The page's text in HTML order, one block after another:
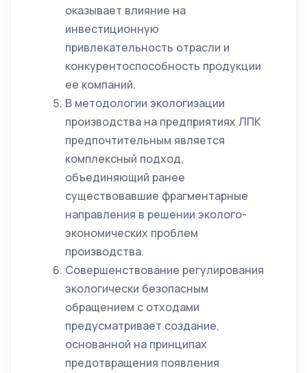
оказывает влияние на
инвестиционную
привлекательность отрасли и
конкурентоспособность продукции
ее компаний.
В методологии экологизации
производства на предприятиях ЛПК
предпочтительным является
комплексный подход,
объединяющий ранее
существовавшие фрагментарные
направления в решении эколого-
экономических проблем
производства.
Совершенствование регулирования
экологически безопасным
обращением с отходами
предусматривает создание,
основанной на принципах
предотвращения появления